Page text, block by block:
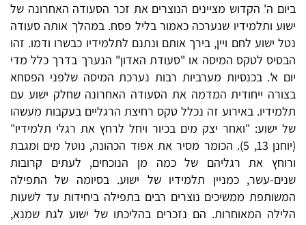
ביום ה' הקדוש מציינים הנוצרים את זכר הסעודה האחרונה של
ישוע ותלמידיו שנערכה כאמור בליל פסח. במהלך אותה סעודה
נטל ישוע לחם ויין, בירך אותם ונתנם לתלמידיו כבשרו ודמו. זהו
הבסיס לטקס המיסה או "סעודת האדון" הנערך בדרך כלל מדי
יום א'. בכנסיות מערביות רבות נערכת המיסה שלפני הפסחא
בצורה ייחודית המדמה את הסעודה האחרונה שחלק ישוע עם
תלמידיו. באירוע זה נכלל טקס רחיצת הרגליים בעקבות מעשהו
של ישוע: "ואחר יצק מים בכיור ויחל לרחץ את רגלי תלמידיו"
(יוחנן 13, 5). הכומר מסיר את אפוד הכהונה, נוטל מים ומגבת
ורוחץ את רגליהם של כמה מן הנוכחים, לעתים קרובות
שנים-עשר, כמניין תלמידיו של ישוע. בסיומה של התפילה
המשותפת ממשיכים נוצרים רבים בתפילה ביחידות עד לשעות
הלילה המאוחרות. הם נזכרים בהליכתו של ישוע לגת שמנא,